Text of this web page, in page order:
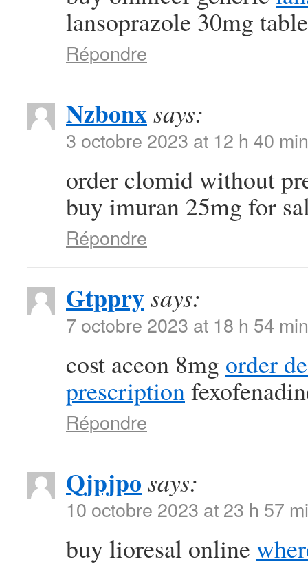
lansoprazole 30mg
Répondre
Nzbonxsays:
3 octobre 2023 at 12 h 40 min
order clomid without
buy imuran 25mg for
Répondre
Gtpprysays:
7 octobre 2023 at 18 h 54 min
cost aceon 8mg order
prescription
Répondre
Qjpjpo says:
10 octobre 2023 at 23 h 57
buy lioresal online